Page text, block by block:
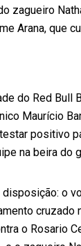
zagueiro
Arana, que
do Red Bull
Maurício
positivo
na beira do
o
cruzado
o Rosario